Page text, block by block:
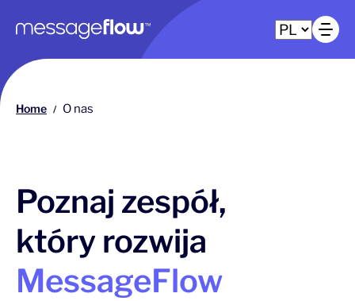
Główna nawigacja
Home / O nas
Poznaj zespół,
który rozwija
MessageFlow